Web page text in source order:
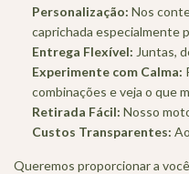
Personalização: Nos
caprichada especialmente
Entrega Flexível: Juntas,
Experimente com Calma:
combinações e veja o que
Retirada Fácil: Nosso
Custos Transparentes:
Queremos proporcionar a